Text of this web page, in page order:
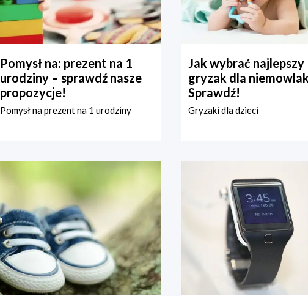
Pomysł na: prezent na 1
urodziny – sprawdź nasze
propozycje!
Pomysł na prezent na 1 urodziny
Jak wybrać najlepszy
gryzak dla
Sprawdź!
Gryzaki dla dzieci